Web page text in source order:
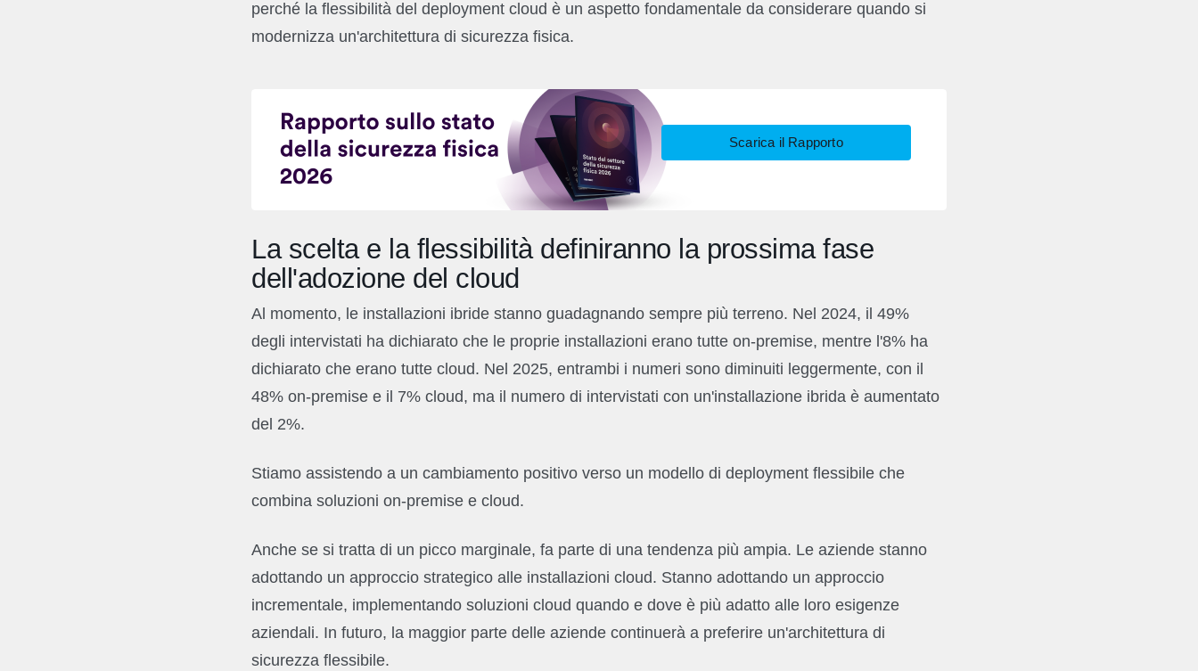
perché la flessibilità del deployment cloud è un aspetto fondamentale da considerare quando si
modernizza un'architettura di sicurezza fisica.
Scarica il Rapporto
La scelta e la flessibilità definiranno la prossima fase
dell'adozione del cloud
Al momento, le installazioni ibride stanno guadagnando sempre più terreno. Nel 2024, il 49%
degli intervistati ha dichiarato che le proprie installazioni erano tutte on-premise, mentre l'8% ha
dichiarato che erano tutte cloud. Nel 2025, entrambi i numeri sono diminuiti leggermente, con il
48% on-premise e il 7% cloud, ma il numero di intervistati con un'installazione ibrida è aumentato
del 2%.
Stiamo assistendo a un cambiamento positivo verso un modello di deployment flessibile che
combina soluzioni on-premise e cloud.
Anche se si tratta di un picco marginale, fa parte di una tendenza più ampia. Le aziende stanno
adottando un approccio strategico alle installazioni cloud. Stanno adottando un approccio
incrementale, implementando soluzioni cloud quando e dove è più adatto alle loro esigenze
aziendali. In futuro, la maggior parte delle aziende continuerà a preferire un'architettura di
sicurezza flessibile.